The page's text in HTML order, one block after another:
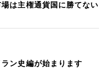
場は主権通貨国に勝てない
ラン史編が始まります